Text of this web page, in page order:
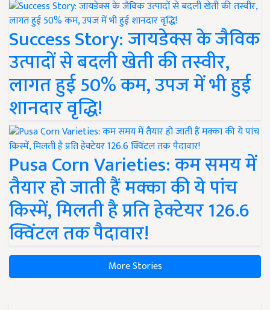
Success Story: जायडेक्स के जैविक
उत्पादों से बदली खेती की तस्वीर,
लागत हुई 50% कम, उपज में भी हुई
शानदार वृद्धि!
Pusa Corn Varieties: कम समय में
तैयार हो जाती हैं मक्का की ये पांच
किस्में, मिलती है प्रति हेक्टेयर 126.6
क्विंटल तक पैदावार!
More Stories